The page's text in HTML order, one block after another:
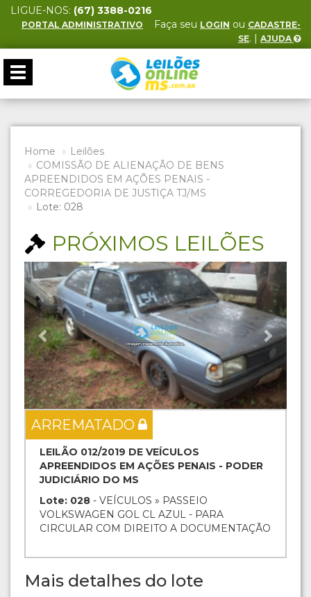
LIGUE-NOS: (67) 3388-0216
PORTAL ADMINISTRATIVO Faça seu LOGIN ou CADASTRE-
SE. | AJUDA
Toggle
navigation
Home
Leilões
COMISSÃO DE ALIENAÇÃO DE BENS
APREENDIDOS EM AÇÕES PENAIS -
CORREGEDORIA DE JUSTIÇA TJ/MS
Lote: 028
PRÓXIMOS LEILÕES
Previous Next
ARREMATADO
LEILÃO 012/2019 DE VEÍCULOS
APREENDIDOS EM AÇÕES PENAIS - PODER
JUDICIÁRIO DO MS
Lote: 028 - VEÍCULOS » PASSEIO
VOLKSWAGEN GOL CL AZUL - PARA
CIRCULAR COM DIREITO A DOCUMENTAÇÃO
Mais detalhes do lote